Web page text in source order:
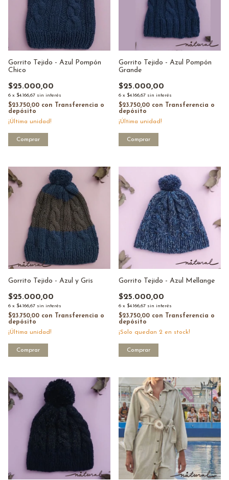
Gorrito Tejido - Azul Pompón
Chico
$25.000,00
6 x $4.166,67 sin interés
$23.750,00 con
Transferencia o
depósito
¡Última unidad!
Gorrito Tejido - Azul Pompón
Grande
$25.000,00
6 x $4.166,67 sin interés
$23.750,00 con
Transferencia o
depósito
¡Última unidad!
Gorrito Tejido - Azul y Gris
$25.000,00
6 x $4.166,67 sin interés
$23.750,00 con
Transferencia o
depósito
¡Última unidad!
Gorrito Tejido - Azul Mellange
$25.000,00
6 x $4.166,67 sin interés
$23.750,00 con
Transferencia o
depósito
¡Solo quedan 2 en stock!
1/5